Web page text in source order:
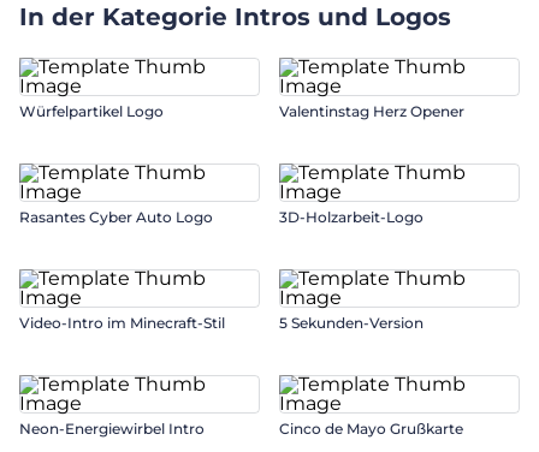
In der Kategorie Intros und Logos
Würfelpartikel Logo Valentinstag Herz Opener
Rasantes Cyber Auto Logo 3D-Holzarbeit-Logo
Video-Intro im Minecraft-Stil 5 Sekunden-Version
Neon-Energiewirbel Intro Cinco de Mayo Grußkarte